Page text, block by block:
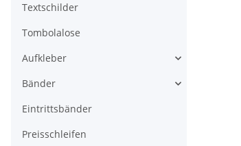
Textschilder
Tombolalose
Aufkleber
Bänder
Eintrittsbänder
Preisschleifen